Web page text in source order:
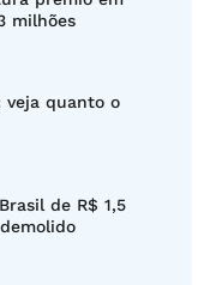
milhões
veja quanto o
de R$ 1,5